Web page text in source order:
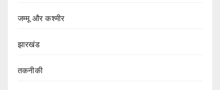
जम्मू और कश्मीर
झारखंड
तकनीकी